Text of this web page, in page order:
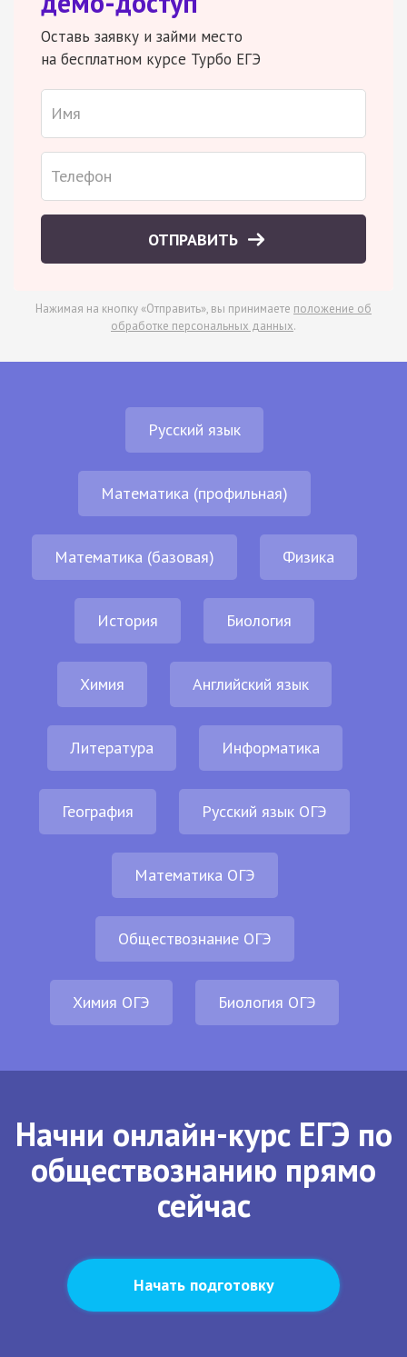
Оставь заявку и займи место
на бесплатном курсе Турбо ЕГЭ
ОТПРАВИТЬ
Нажимая на кнопку «Отправить», вы принимаете положение об
обработке персональных данных.
Русский язык
Математика (профильная)
Математика (базовая) Физика
История Биология
Химия Английский язык
Литература Информатика
География Русский язык ОГЭ
Математика ОГЭ
Обществознание ОГЭ
Химия ОГЭ Биология ОГЭ
Начни онлайн-курс ЕГЭ по
обществознанию прямо
сейчас
Начать подготовку